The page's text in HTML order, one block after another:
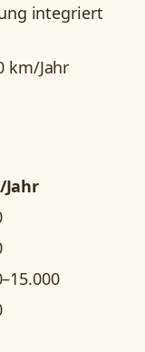
integriert
km/Jahr